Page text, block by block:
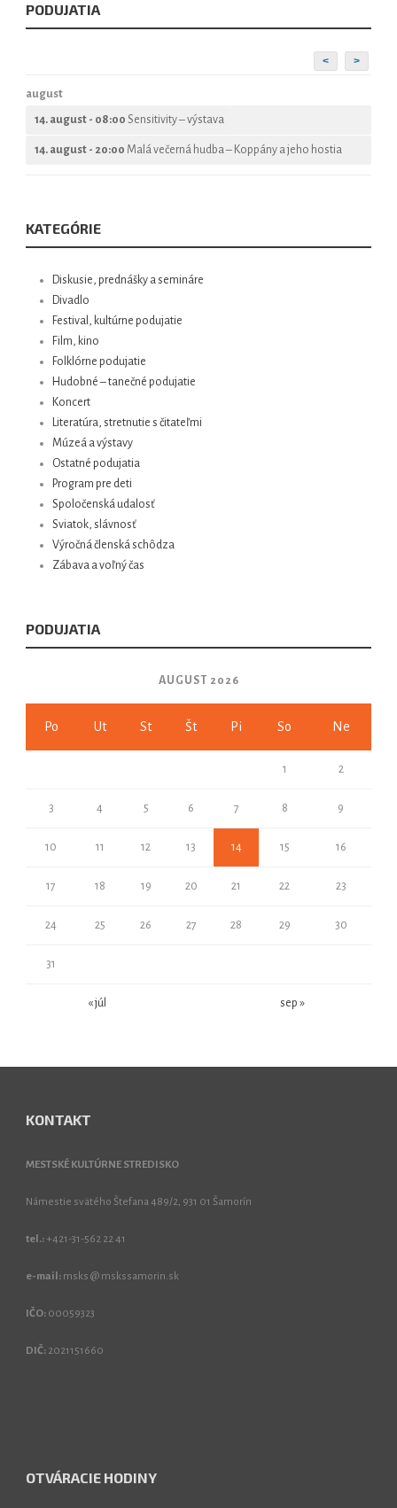
PODUJATIA
< >
august
14. august - 08:00 Sensitivity – výstava
14. august - 20:00 Malá večerná hudba – Koppány a jeho hostia
KATEGÓRIE
Diskusie, prednášky a semináre
Divadlo
Festival, kultúrne podujatie
Film, kino
Folklórne podujatie
Hudobné – tanečné podujatie
Koncert
Literatúra, stretnutie s čitateľmi
Múzeá a výstavy
Ostatné podujatia
Program pre deti
Spoločenská udalosť
Sviatok, slávnosť
Výročná členská schôdza
Zábava a voľný čas
PODUJATIA
AUGUST 2026
Po Ut St Št Pi So Ne
1 2
3 4 5 6 7 8 9
10 11 12 13 14 15 16
17 18 19 20 21 22 23
24 25 26 27 28 29 30
31
« júl sep »
KONTAKT
MESTSKÉ KULTÚRNE STREDISKO
Námestie svätého Štefana 489/2, 931 01 Šamorín
tel.: +421-31-562 22 41
e-mail: msks @ mskssamorin.sk
IČO: 00059323
DIČ: 2021151660
OTVÁRACIE HODINY